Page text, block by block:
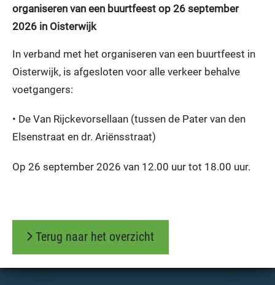
organiseren van een buurtfeest op 26 september
2026 in Oisterwijk
In verband met het organiseren van een buurtfeest in
Oisterwijk, is afgesloten voor alle verkeer behalve
voetgangers:
• De Van Rijckevorsellaan (tussen de Pater van den
Elsenstraat en dr. Ariënsstraat)
Op 26 september 2026 van 12.00 uur tot 18.00 uur.
Terug naar het overzicht